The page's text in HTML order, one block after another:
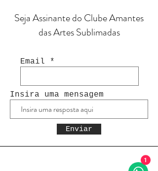
Seja Assinante do Clube Amantes
das Artes Sublimadas
Email
Insira uma mensagem
Enviar
1